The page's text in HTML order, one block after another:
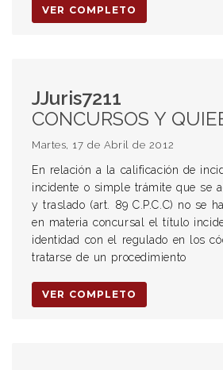
VER COMPLETO
JJuris7211
CONCURSOS Y QUIEBRAS. Incidente, sub-incidente o simple trámite. Honorarios.
Martes, 17 de Abril de 2012
En relación a la calificación de
incidente o simple trámite que se
y traslado (art. 89 C.P.C.C) no se
en materia concursal el título
identidad con el regulado en los
tratarse de un procedimiento
VER COMPLETO